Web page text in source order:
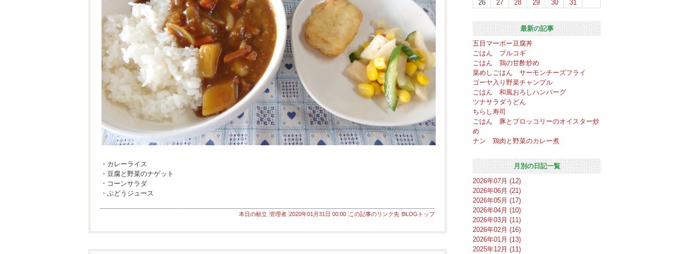
・カレーライス
・豆腐と野菜のナゲット
・コーンサラダ
・ぶどうジュース
本日の献立 管理者 2020年01月31日 00:00 この記事のリンク先 BLOGトップ
26
27 28 29 30 31
最新の記事
五目マーボー豆腐丼
ごはん プルコギ
ごはん 鶏の甘酢炒め
菜めしごはん サーモンチーズフライ
ゴーヤ入り野菜チャンプル
ごはん 和風おろしハンバーグ
ツナサラダうどん
ちらし寿司
ごはん 豚とブロッコリーのオイスター炒
め
ナン 鶏肉と野菜のカレー煮
月別の日記一覧
2026年07月 (12)
2026年06月 (21)
2026年05月 (17)
2026年04月 (10)
2026年03月 (11)
2026年02月 (16)
2026年01月 (13)
2025年12月 (11)